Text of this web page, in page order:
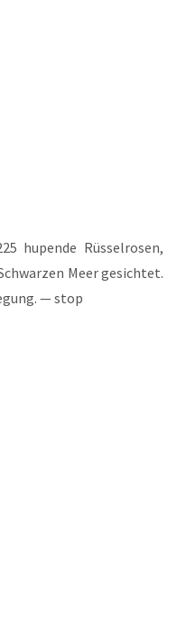
hupen­de Rüs­sel­ro­sen,
Meer gesich­tet.
— stop